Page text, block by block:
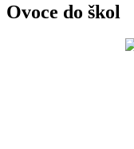
Ovoce do škol